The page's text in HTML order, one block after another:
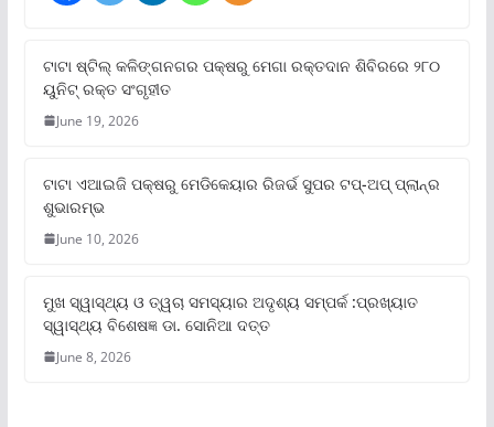
ଟାଟା ଷ୍ଟିଲ୍‌ କଳିଙ୍ଗନଗର ପକ୍ଷରୁ ମେଗା ରକ୍ତଦାନ ଶିବିରରେ ୨୮୦
ୟୁନିଟ୍‌ ରକ୍ତ ସଂଗୃହୀତ
June 19, 2026
ଟାଟା ଏଆଇଜି ପକ୍ଷରୁ ମେଡିକେୟାର ରିଜର୍ଭ ସୁପର ଟପ୍‌-ଅପ୍ ପ୍ଲାନ୍‌ର
ଶୁଭାରମ୍ଭ
June 10, 2026
ମୁଖ ସ୍ୱାସ୍ଥ୍ୟ ଓ ତ୍ୱଚା ସମସ୍ୟାର ଅଦୃଶ୍ୟ ସମ୍ପର୍କ :ପ୍ରଖ୍ୟାତ
ସ୍ୱାସ୍ଥ୍ୟ ବିଶେଷଜ୍ଞ ଡା. ସୋନିଆ ଦତ୍ତ
June 8, 2026